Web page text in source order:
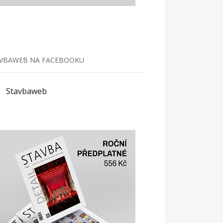
NA FACEBOOKU
Stavbaweb